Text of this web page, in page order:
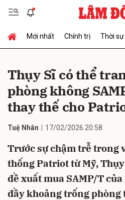
Mới nhất Chính trị Thời sự
Thụy Sĩ có thể
phòng không
thay thế cho
Tuệ Nhân 17/02/2026 20:58
Trước sự chậm trễ trong
thống Patriot từ Mỹ,
đề xuất mua SAMP/T
đầy khoảng trống phòng
Gửi bình luận